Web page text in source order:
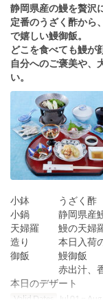
静岡県産の鰻を贅沢
定番のうざく酢から
で嬉しい鰻御飯。
どこを食べても鰻が
自分へのご褒美や、
い。
小鉢 うざく酢
小鍋 静岡県産鰻
天婦羅 鰻の天婦
造り 本日入荷の
御飯 鰻御飯
赤出汁、香
本日のデザート
Valid Dates Jul 01 ~ Aug